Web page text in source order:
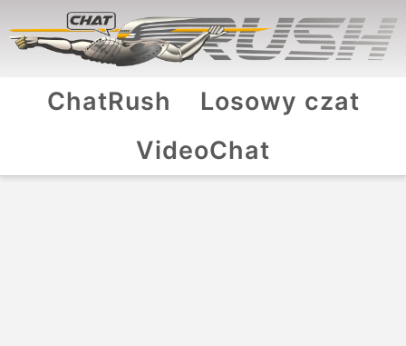
ChatRush
Losowy czat
VideoChat